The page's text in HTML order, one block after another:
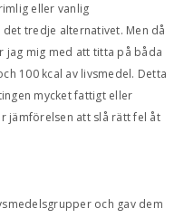
eller vanlig
tredje alternativet. Men då
jag mig med att titta på båda
100 kcal av livsmedel. Detta
mycket fattigt eller
jämförelsen att slå rätt fel åt
och gav dem